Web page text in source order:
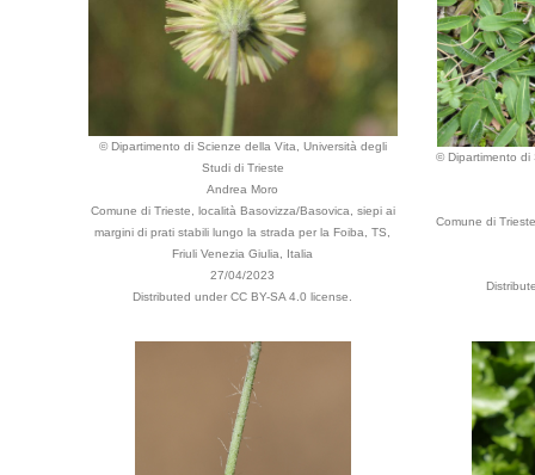
© Dipartimento di Scienze della Vita, Università degli
Studi di Trieste
Andrea Moro
Comune di Trieste, località Basovizza/Basovica, siepi ai
margini di prati stabili lungo la strada per la Foiba, TS,
Friuli Venezia Giulia, Italia
27/04/2023
Distributed under CC BY-SA 4.0 license.
© Dipartimento di
Comune di